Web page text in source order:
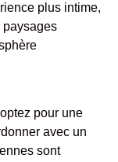
plus intime,
paysages
pour une
avec un
sont